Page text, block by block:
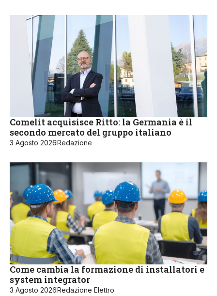
Comelit acquisisce Ritto: la Germania è il
secondo mercato del gruppo italiano
3 Agosto 2026Redazione
Come cambia la formazione di installatori e
system integrator
3 Agosto 2026Redazione Elettro